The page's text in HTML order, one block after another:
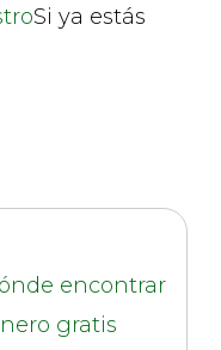
Si ya estás
encontrar
gratis